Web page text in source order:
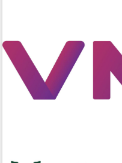
Phát động chiến dịch 30 ngày đêm
giải phóng mặt bằng Tuyến đường bộ
ven biển
Đắk Lắk nỗ lực thúc đẩy tăng trưởng
kinh tế từ 10% trở lên trong Quý